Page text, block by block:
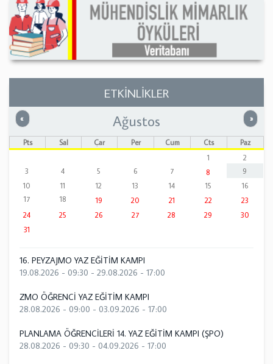
ETKİNLİKLER
« Önceki »
Ağustos
Pts Sal Çar Per Cum Cts
Paz
1
2
3
4 5 6 7 8
9
10
11 12 13 14 15
16
17
18 19 20 21 22
23
24
25 26 27 28 29
30
31
16. PEYZAJMO YAZ EĞİTİM KAMPI
19.08.2026 - 09:30 - 29.08.2026 - 17:00
ZMO ÖĞRENCİ YAZ EĞİTİM KAMPI
28.08.2026 - 09:00 - 03.09.2026 - 17:00
PLANLAMA ÖĞRENCİLERİ 14. YAZ EĞİTİM KAMPI (ŞPO)
28.08.2026 - 09:30 - 04.09.2026 - 17:00